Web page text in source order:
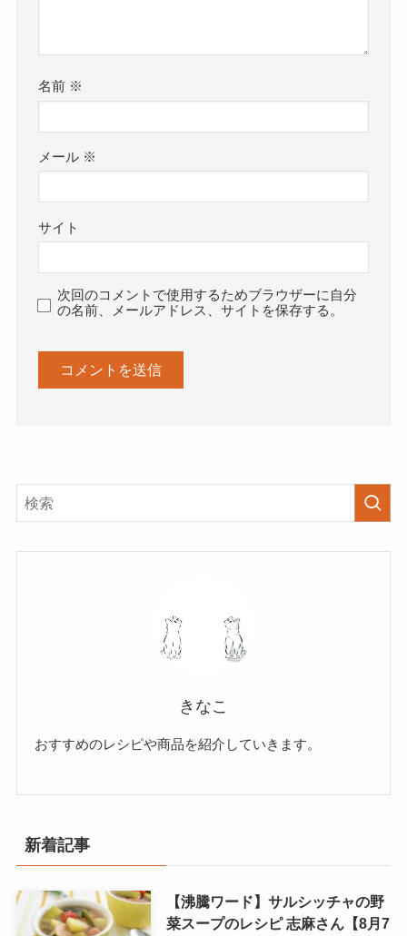
名前 ※
メール ※
サイト
次回のコメントで使用するためブラウザーに自分
の名前、メールアドレス、サイトを保存する。
きなこ
おすすめのレシピや商品を紹介していきます。
新着記事
【沸騰ワード】サルシッチャの野
菜スープのレシピ 志麻さん【8月7